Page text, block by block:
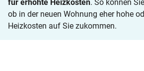
für erhöhte Heizkosten. So können
ob in der neuen Wohnung eher hohe
Heizkosten auf Sie zukommen.